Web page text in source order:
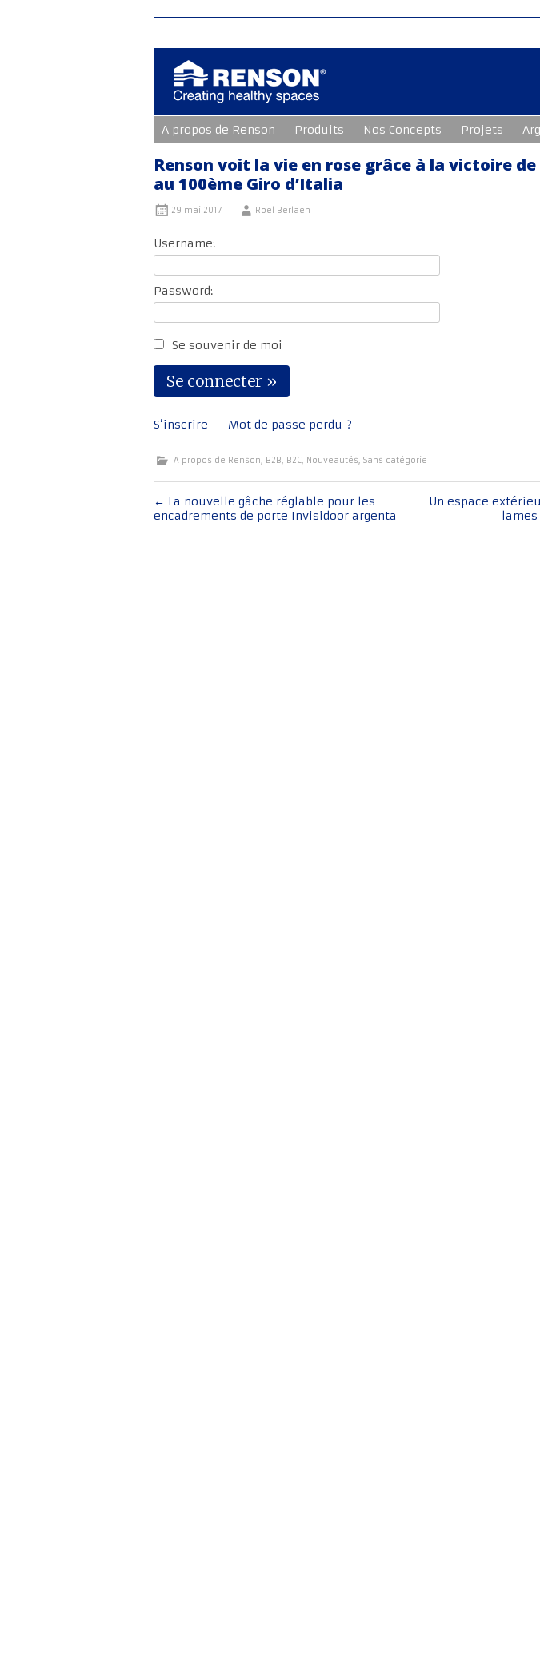
au
contenu
principal
A propos de Renson Produits Nos Concepts Projets
Renson voit la vie en rose grâce à la victoire
au 100ème Giro d’Italia
29 mai 2017 Roel Berlaen
Username:
Password:
Se souvenir de moi
S’inscrire Mot de passe perdu ?
A propos de Renson, B2B, B2C, Nouveautés, Sans catégorie
Navigation
de
← La nouvelle gâche réglable pour les
encadrements de porte Invisidoor argenta
Un espace